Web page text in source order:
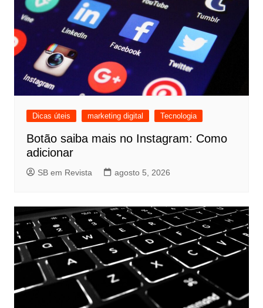
Dicas úteis marketing digital Tecnologia
Botão saiba mais no Instagram: Como
adicionar
SB em Revista agosto 5, 2026